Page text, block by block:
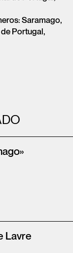
Saramago,
Portugal,
Lavre